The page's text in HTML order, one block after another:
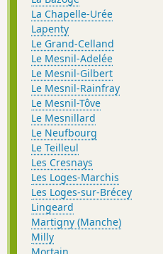
La Chapelle-Urée
Lapenty
Le Grand-Celland
Le Mesnil-Adelée
Le Mesnil-Gilbert
Le Mesnil-Rainfray
Le Mesnil-Tôve
Le Mesnillard
Le Neufbourg
Le Teilleul
Les Cresnays
Les Loges-Marchis
Les Loges-sur-Brécey
Lingeard
Martigny (Manche)
Milly
Mortain